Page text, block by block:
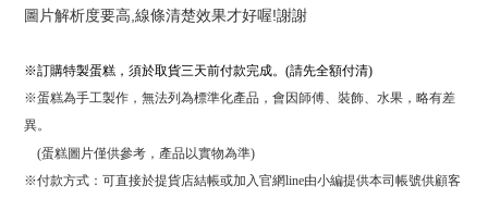
圖片解析度要高,線條清楚效果才好喔!謝謝
※訂購特製蛋糕，須於取貨三天前付款完成。(請先全額付清)
※蛋糕為手工製作，無法列為標準化產品，會因師傅、裝飾、水果，略有差
異。
(蛋糕圖片僅供參考，產品以實物為準)
※付款方式：可直接於提貨店結帳或加入官網line由小編提供本司帳號供顧客